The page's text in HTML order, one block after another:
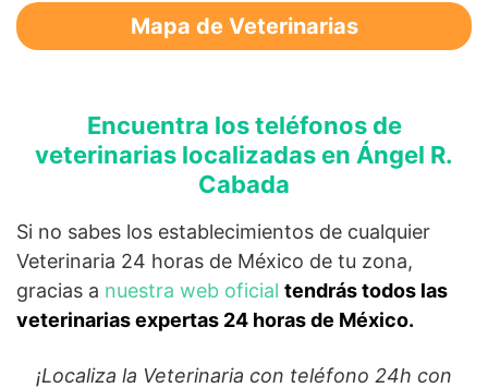
Mapa de Veterinarias
Encuentra los teléfonos de
veterinarias localizadas en Ángel R.
Cabada
Si no sabes los establecimientos de cualquier
Veterinaria 24 horas de México de tu zona,
gracias a nuestra web oficial tendrás todos las
veterinarias expertas 24 horas de México.
¡Localiza la Veterinaria con teléfono 24h con